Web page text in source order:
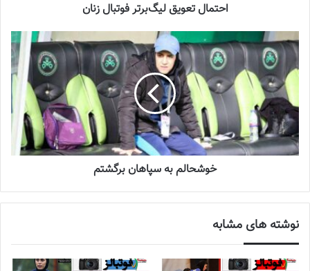
شماره 918 روزنامه فوتبالز منتشر شد
2023-07-07
احتمال تعویق لیگ‌برتر فوتبال زنان
سازمان لیگ فوتبال در ابتدا به باشگاه ها و کمیته داوران هم به داوران
اعلام کرده بودند که مسابقات فوتباللیگ برتر زنان
در تاریخ ۱۳ مهر آغاز
می شود. اما چند روز قبل اعلام شد مسابقات یک هفته به تعویق خواهد
افتاد و ۲۰ مهر برگزار می شود. با صعود خاتون به مرحله اصلی لیگ
قهرمانان زنان آسیا حالا پیش بینی می شود لیگ برتر فوتبال یک هفته
دیگر هم به تعویق بیافتد تا بازی های خاتون هم به پایان برسد و
مسابقات ۲۷ مهر ماه رسما آغاز شود. قرار است مسئولان سازمان لیگ
در روزهای آینده تاریخ دقیق این مسابقات را اعلام کنند.
احتمال تعویق لیگ‌برتر فوتبال زنان
خوشحالم به سپاهان برگشتم
نوشته های مشابه